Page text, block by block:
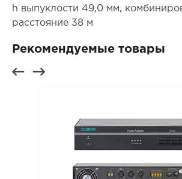
h выпуклости 49,0 мм,
расстояние 38 м
Рекомендуемые товары